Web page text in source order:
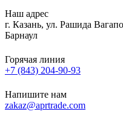
Наш адрес
г. Казань, ул. Рашида
Барнаул
Горячая линия
+7 (843) 204-90-93
Напишите нам
zakaz@aprtrade.com